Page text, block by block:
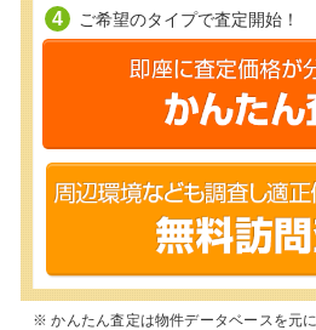
ご希望のタイプで査定開始！
※ かんたん査定は物件データベースを元